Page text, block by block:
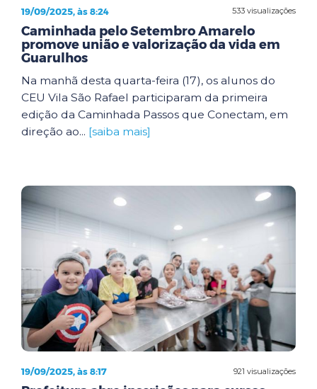
533 visualizações
19/09/2025, às 8:24
Caminhada pelo Setembro Amarelo
promove união e valorização da vida em
Guarulhos
Na manhã desta quarta-feira (17), os alunos do
CEU Vila São Rafael participaram da primeira
edição da Caminhada Passos que Conectam, em
direção ao... [saiba mais]
921 visualizações
19/09/2025, às 8:17